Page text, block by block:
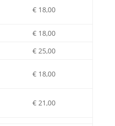
€ 18,00
€ 18,00
€ 25,00
€ 18,00
€ 21,00